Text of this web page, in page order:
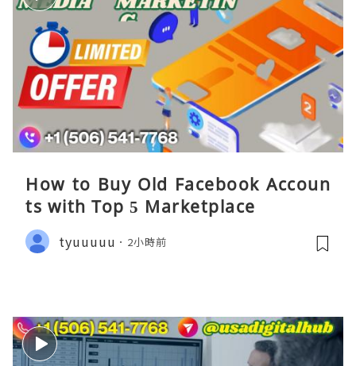
How to Buy Old Facebook Accoun
ts​ with Top 5 Marketplace
tyuuuuu 2小時前